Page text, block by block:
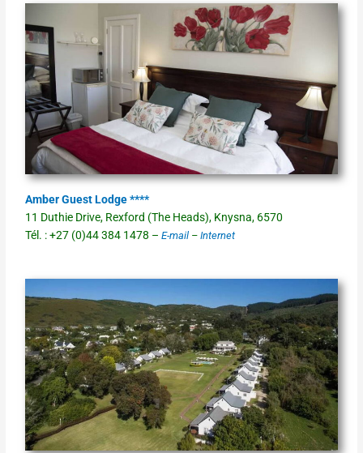
Amber Guest Lodge ****
11 Duthie Drive, Rexford (The Heads), Knysna, 6570
Tél. : +27 (0)44 384 1478 –E-mail –Internet